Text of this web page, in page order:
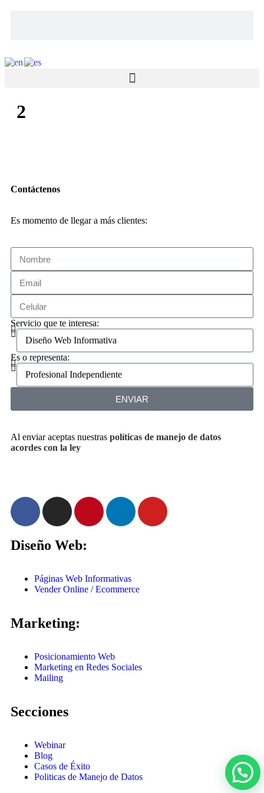
2
Contáctenos
Es momento de llegar a más clientes:
Servicio que te interesa:
Es o representa:
ENVIAR
Al enviar aceptas nuestras políticas de manejo de datos
acordes con la ley
Diseño Web:
Páginas Web Informativas
Vender Online / Ecommerce
Marketing:
Posicionamiento Web
Marketing en Redes Sociales
Mailing
Secciones
Webinar
Blog
Casos de Éxito
Politicas de Manejo de Datos